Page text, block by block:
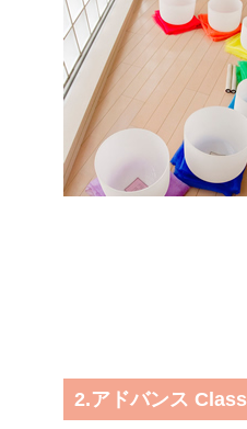
2.アドバンス Class